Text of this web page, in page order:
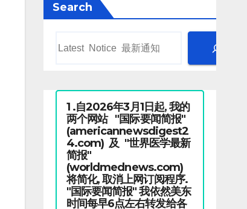
Search
1 .自2026年3月1日起, 我的
两个网站 "国际要闻简报"
(americannewsdigest2
4.com) 及 "世界医学最新
简报"
(worldmednews.com)
将简化, 取消上网订阅程序.
"国际要闻简报" 我依然美东
时间每早6点左右转发给各